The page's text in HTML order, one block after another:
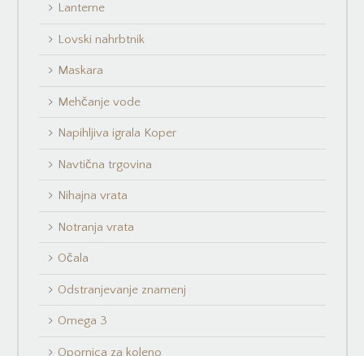
Lanterne
Lovski nahrbtnik
Maskara
Mehčanje vode
Napihljiva igrala Koper
Navtična trgovina
Nihajna vrata
Notranja vrata
Očala
Odstranjevanje znamenj
Omega 3
Opornica za koleno